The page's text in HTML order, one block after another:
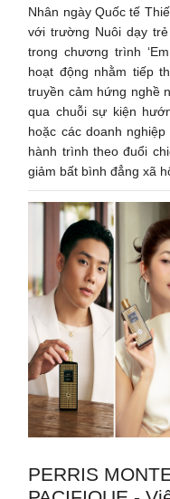
Nhân ngày Quốc tế
với trường Nuôi dạy
trong chương trình
hoạt động nhằm tiếp
truyền cảm hứng nghề
qua chuỗi sự kiện
hoặc các doanh
hành trình theo đuổi
giảm bất bình đẳng xã
PERRIS